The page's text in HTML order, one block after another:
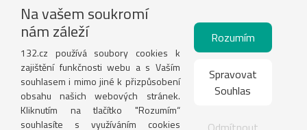
Odkup skladových zásob
Dočasná ochrana
Trvalý pobyt
Odkazy
Na vašem soukromí
nám záleží
132.cz používá soubory cookies k
zajištění funkčnosti webu a s Vaším
souhlasem i mimo jiné k přizpůsobení
obsahu našich webových stránek.
Kliknutím na tlačítko "Rozumím“
souhlasíte s využíváním cookies
Rozumím
Spravovat
Souhlas